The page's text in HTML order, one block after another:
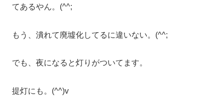
てあるやん。(^^;
もう、潰れて廃墟化してるに違いない。(^^;
でも、夜になると灯りがついてます。
提灯にも。(^^)v